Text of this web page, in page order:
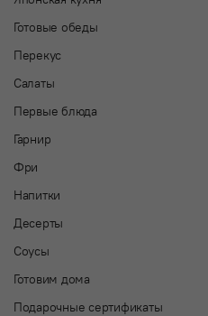
Готовые обеды
Перекус
Салаты
Первые блюда
Гарнир
Фри
Напитки
Десерты
Соусы
Готовим дома
Подарочные сертификаты